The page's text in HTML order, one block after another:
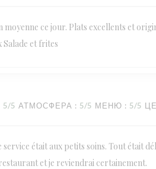
ce jour. Plats excellents et
Salade et frites
5/5 АТМОСФЕРА : 5/5 МЕНЮ : 5/5
était aux petits soins. Tout était
et je reviendrai certainement.